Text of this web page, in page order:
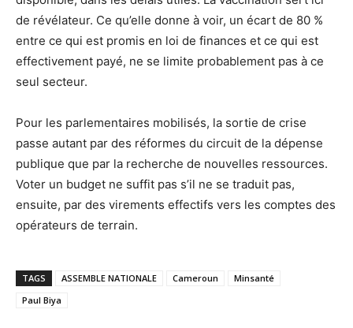
de révélateur. Ce qu’elle donne à voir, un écart de 80 %
entre ce qui est promis en loi de finances et ce qui est
effectivement payé, ne se limite probablement pas à ce
seul secteur.
Pour les parlementaires mobilisés, la sortie de crise
passe autant par des réformes du circuit de la dépense
publique que par la recherche de nouvelles ressources.
Voter un budget ne suffit pas s’il ne se traduit pas,
ensuite, par des virements effectifs vers les comptes des
opérateurs de terrain.
TAGS ASSEMBLE NATIONALE Cameroun
Minsanté
Paul Biya